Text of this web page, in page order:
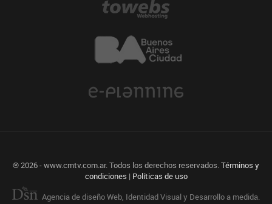
® 2026 - www.cmtv.com.ar. Todos los derechos reservados.Términos y
condiciones | Políticas de uso
Agencia de diseño Web, Identidad Visual y Desarrollo a medida.